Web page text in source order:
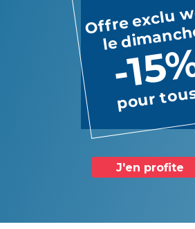
Offre exclu
le
-
pour
J'en profite